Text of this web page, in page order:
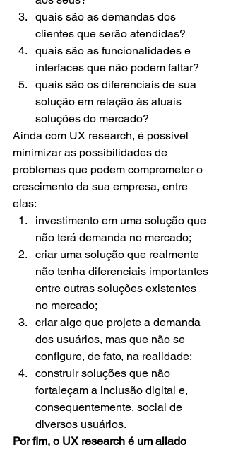
quais são as demandas dos
clientes que serão atendidas?
quais são as funcionalidades e
interfaces que não podem faltar?
quais são os diferenciais de sua
solução em relação às atuais
soluções do mercado?
Ainda com UX research, é possível
minimizar as possibilidades de
problemas que podem comprometer o
crescimento da sua empresa, entre
elas:
investimento em uma solução que
não terá demanda no mercado;
criar uma solução que realmente
não tenha diferenciais importantes
entre outras soluções existentes
no mercado;
criar algo que projete a demanda
dos usuários, mas que não se
configure, de fato, na realidade;
construir soluções que não
fortaleçam a inclusão digital e,
consequentemente, social de
diversos usuários.
Por fim, o UX research é um aliado